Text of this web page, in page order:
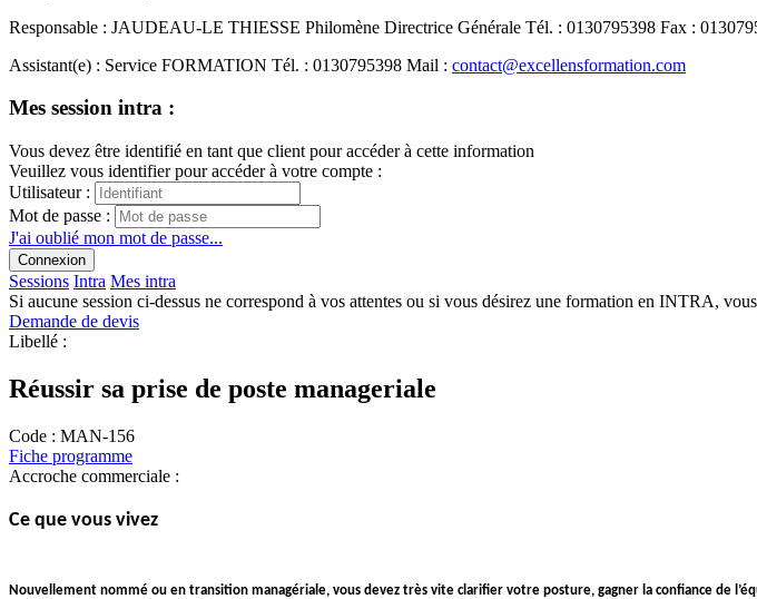
Responsable : JAUDEAU-LE THIESSE Philomène Directrice Générale Tél. : 0130795398 Fax :
Assistant(e) : Service FORMATION Tél. : 0130795398 Mail : contact@excellensformation.com
Mes session intra :
Vous devez être identifié en tant que client pour accéder à cette information
Veuillez vous identifier pour accéder à votre compte :
Utilisateur :
Mot de passe :
J'ai oublié mon mot de passe...
Connexion
Sessions Intra Mes intra
Si aucune session ci-dessus ne correspond à vos attentes ou si vous désirez une formation en INTRA,
Demande de devis
Libellé :
Réussir sa prise de poste manageriale
Code : MAN-156
Fiche programme
Accroche commerciale :
Ce que vous vivez
Nouvellement nommé ou en transition managériale, vous devez très vite clarifier votre posture, gagner la confiance de